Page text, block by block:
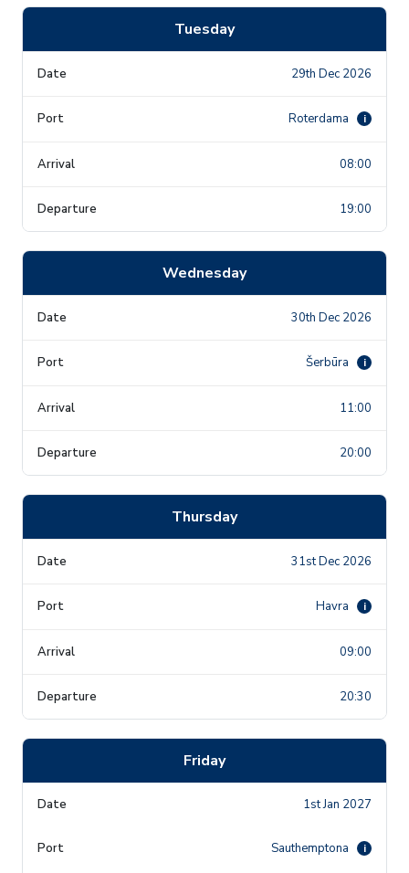
Tuesday
29th Dec 2026
Roterdama i
08:00
19:00
Wednesday
30th Dec 2026
Šerbūra i
11:00
20:00
Thursday
31st Dec 2026
Havra i
09:00
20:30
Friday
1st Jan 2027
Sauthemptona i